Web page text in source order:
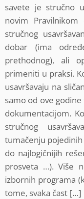
savete je stručno
novim
stručnog
dobar (ima
prethodnog), ali
primeniti u praksi.
usavršavaju na
samo od ove
dokumentacijom.
stručnog
tumačenju
do najlogičnijih
prosveta …). Više
izbornih programa
tome, svaka čast […]